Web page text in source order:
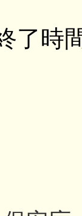
了時